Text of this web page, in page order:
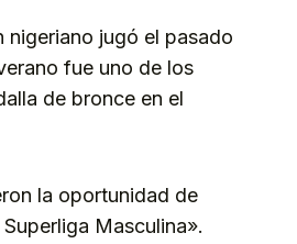
nigeriano jugó el pasado
fue uno de los
de bronce en el
la oportunidad de
Masculina».